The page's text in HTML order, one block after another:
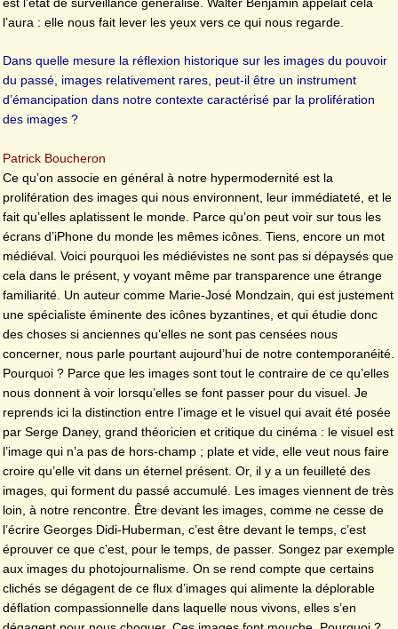
l’aura : elle nous fait lever les yeux vers ce qui nous regarde.
Dans quelle mesure la réflexion historique sur les images du pouvoir
du passé, images relativement rares, peut-il être un instrument
d’émancipation dans notre contexte caractérisé par la prolifération
des images ?
Patrick Boucheron
Ce qu’on associe en général à notre hypermodernité est la
prolifération des images qui nous environnent, leur immédiateté, et le
fait qu’elles aplatissent le monde. Parce qu’on peut voir sur tous les
écrans d’iPhone du monde les mêmes icônes. Tiens, encore un mot
médiéval. Voici pourquoi les médiévistes ne sont pas si dépaysés que
cela dans le présent, y voyant même par transparence une étrange
familiarité. Un auteur comme Marie-José Mondzain, qui est justement
une spécialiste éminente des icônes byzantines, et qui étudie donc
des choses si anciennes qu’elles ne sont pas censées nous
concerner, nous parle pourtant aujourd’hui de notre contemporanéité.
Pourquoi ? Parce que les images sont tout le contraire de ce qu’elles
nous donnent à voir lorsqu’elles se font passer pour du visuel. Je
reprends ici la distinction entre l’image et le visuel qui avait été posée
par Serge Daney, grand théoricien et critique du cinéma : le visuel est
l’image qui n’a pas de hors-champ ; plate et vide, elle veut nous faire
croire qu’elle vit dans un éternel présent. Or, il y a un feuilleté des
images, qui forment du passé accumulé. Les images viennent de très
loin, à notre rencontre. Être devant les images, comme ne cesse de
l’écrire Georges Didi-Huberman, c’est être devant le temps, c’est
éprouver ce que c’est, pour le temps, de passer. Songez par exemple
aux images du photojournalisme. On se rend compte que certains
clichés se dégagent de ce flux d’images qui alimente la déplorable
déflation compassionnelle dans laquelle nous vivons, elles s’en